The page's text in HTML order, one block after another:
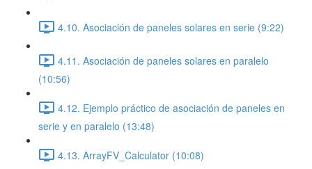
4.10. Asociación de paneles solares en serie (9:22)
4.11. Asociación de paneles solares en paralelo
(10:56)
4.12. Ejemplo práctico de asociación de paneles en
serie y en paralelo (13:48)
4.13. ArrayFV_Calculator (10:08)